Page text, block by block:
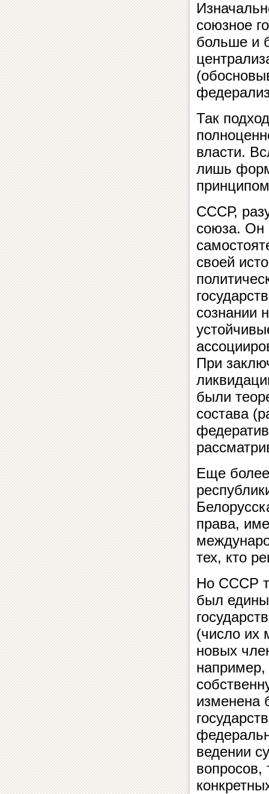
союзное
больше и
Так
власти.
лишь
СССР,
союза. Он
своей
сознании
При
были
состава
Еще
права,
тех, кто
Но СССР
был
(число их
новых
например,
изменена
ведении
вопросов,